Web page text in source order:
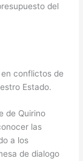
del
conflictos de
Estado.
de Quirino
las
a los
de dialogo